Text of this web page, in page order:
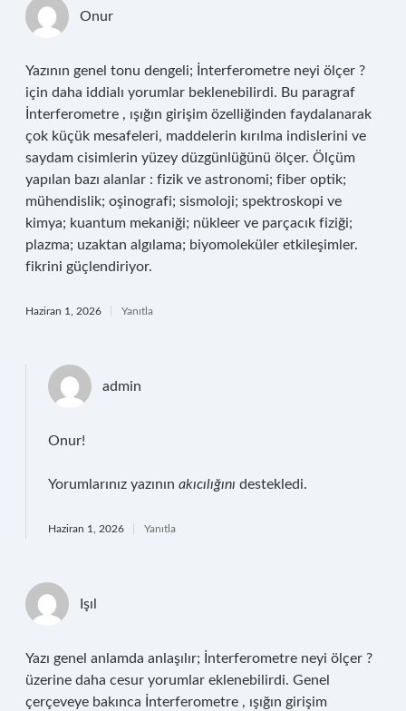
Onur
Yazının genel tonu dengeli; İnterferometre neyi ölçer ?
için daha iddialı yorumlar beklenebilirdi. Bu paragraf
İnterferometre , ışığın girişim özelliğinden faydalanarak
çok küçük mesafeleri, maddelerin kırılma indislerini ve
saydam cisimlerin yüzey düzgünlüğünü ölçer. Ölçüm
yapılan bazı alanlar : fizik ve astronomi; fiber optik;
mühendislik; oşinografi; sismoloji; spektroskopi ve
kimya; kuantum mekaniği; nükleer ve parçacık fiziği;
plazma; uzaktan algılama; biyomoleküler etkileşimler.
fikrini güçlendiriyor.
Haziran 1, 2026 Yanıtla
admin
Onur!
Yorumlarınız yazının akıcılığını destekledi.
Haziran 1, 2026 Yanıtla
Işıl
Yazı genel anlamda anlaşılır; İnterferometre neyi ölçer ?
üzerine daha cesur yorumlar eklenebilirdi. Genel
çerçeveye bakınca İnterferometre , ışığın girişim